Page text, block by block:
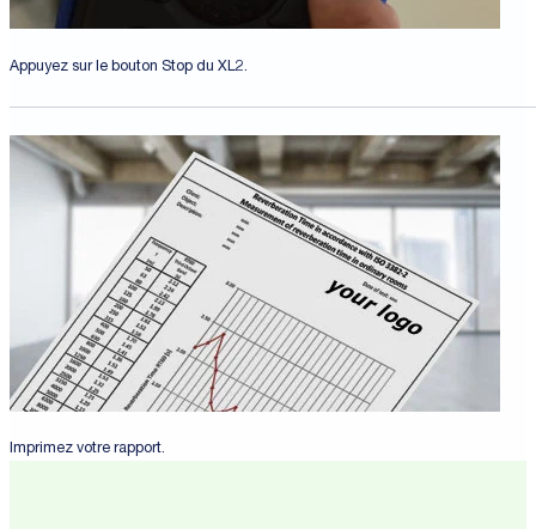
Appuyez sur le bouton Stop du XL2.
Imprimez votre rapport.